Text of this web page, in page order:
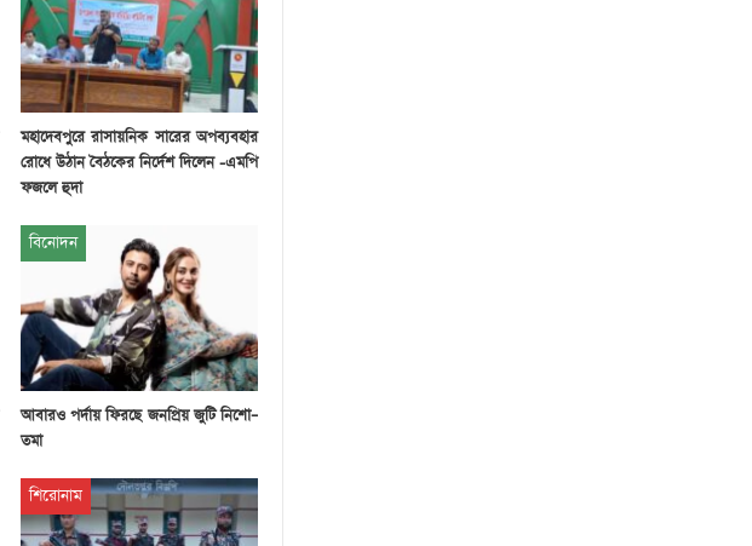
মহাদেবপুরে রাসায়নিক সারের অপব্যবহার
রোধে উঠান বৈঠকের নির্দেশ দিলেন -এমপি
ফজলে হুদা
বিনোদন
আবারও পর্দায় ফিরছে জনপ্রিয় জুটি নিশো–
তমা
শিরোনাম